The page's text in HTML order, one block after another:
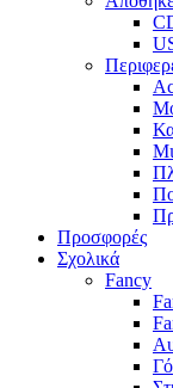
Προσφορές
Σχολικά
Fancy